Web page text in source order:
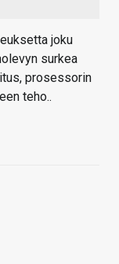
joku
surkea
prosessorin
teho..